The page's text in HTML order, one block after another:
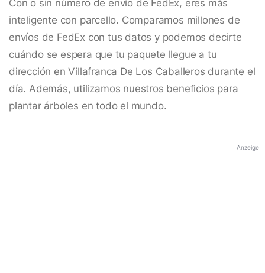
Con o sin número de envío de FedEx, eres más
inteligente con parcello. Comparamos millones de
envíos de FedEx con tus datos y podemos decirte
cuándo se espera que tu paquete llegue a tu
dirección en Villafranca De Los Caballeros durante el
día. Además, utilizamos nuestros beneficios para
plantar árboles en todo el mundo.
Anzeige